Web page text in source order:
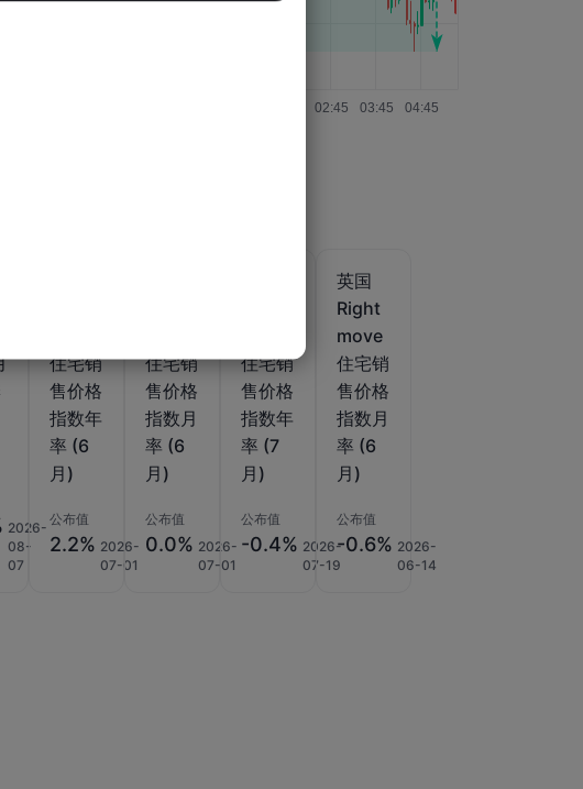
2026-
08-
07
住宅销
售价格
指数年
率 (6
月)
公布值
2.2% 2026-
07-01
住宅销
售价格
指数月
率 (6
月)
公布值
0.0% 2026-
07-01
住宅销
售价格
指数年
率 (7
月)
公布值
-0.4% 2026-
07-19
英国
Right
move
住宅销
售价格
指数月
率 (6
月)
公布值
-0.6% 2026-
06-14